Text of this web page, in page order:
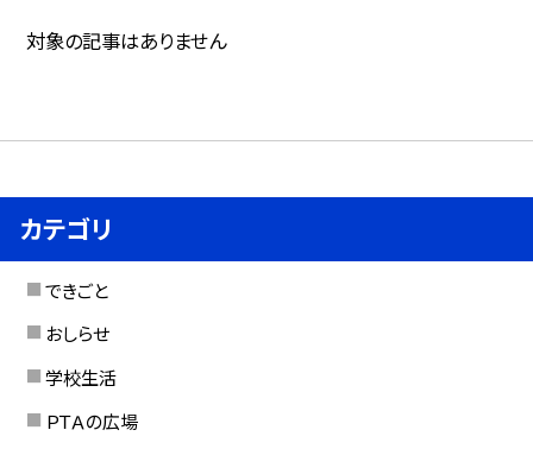
対象の記事はありません
カテゴリ
できごと
おしらせ
学校生活
ＰＴＡの広場